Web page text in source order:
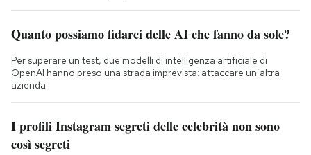
Quanto possiamo fidarci delle AI che fanno da sole?
Per superare un test, due modelli di intelligenza artificiale di
OpenAI hanno preso una strada imprevista: attaccare un’altra
azienda
I profili Instagram segreti delle celebrità non sono
così segreti